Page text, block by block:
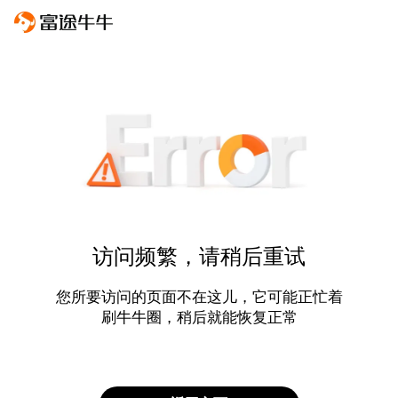
访问频繁，请稍后重试
您所要访问的页面不在这儿，它可能正忙着
刷牛牛圈，稍后就能恢复正常